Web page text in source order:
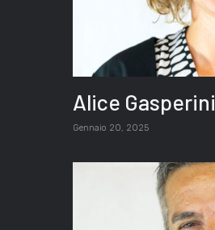
Alice Gasperini
Gennaio 20, 2025